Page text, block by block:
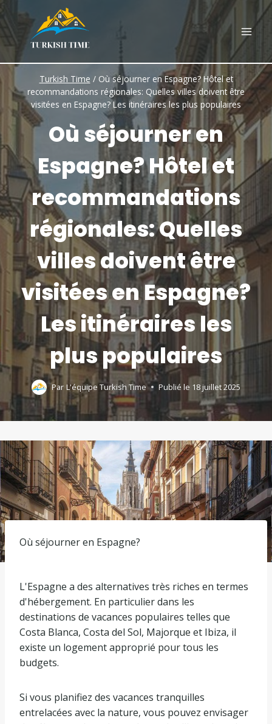
Skip
to
content
Turkish Time / Où séjourner en Espagne? Hôtel et
recommandations régionales: Quelles villes doivent être
visitées en Espagne? Les itinéraires les plus populaires
Où séjourner en
Espagne? Hôtel et
recommandations
régionales: Quelles
villes doivent être
visitées en Espagne?
Les itinéraires les
plus populaires
Par L'équipe Turkish Time Publié le 18 juillet 2025
Où séjourner en Espagne?
L'Espagne a des alternatives très riches en termes
d'hébergement. En particulier dans les
destinations de vacances populaires telles que
Costa Blanca, Costa del Sol, Majorque et Ibiza, il
existe un logement approprié pour tous les
budgets.
Si vous planifiez des vacances tranquilles
entrelacées avec la nature, vous pouvez envisager